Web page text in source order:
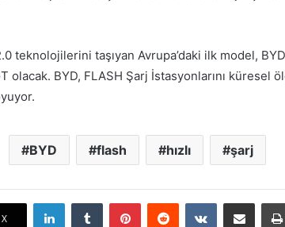
teknolojilerini taşıyan Avrupa’daki ilk model,
olacak. BYD, FLASH Şarj İstasyonlarını küresel
BYD flash hızlı şarj
X
LinkedInTumblr PinterestReddit VKontakteE-Posta ile paylaş